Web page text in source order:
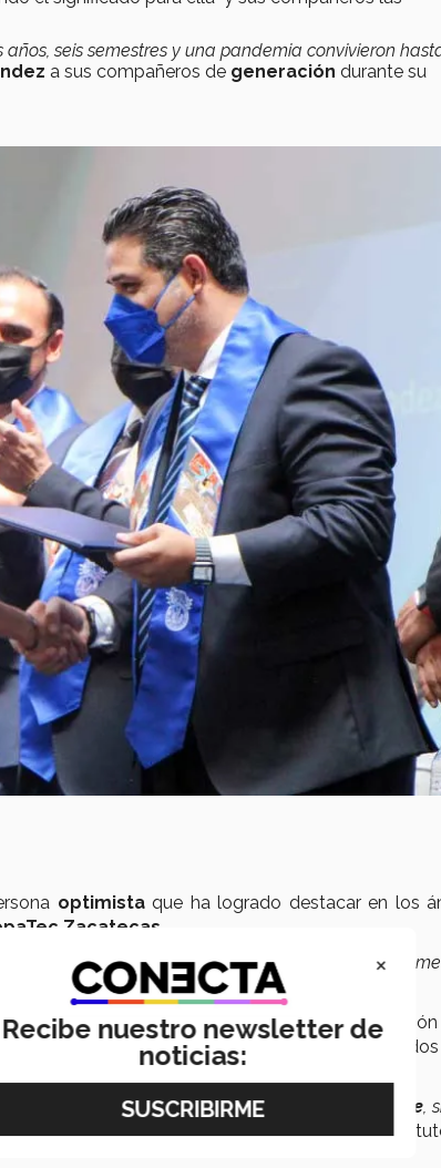
años, seis semestres y una pandemia convivieron
a sus compañeros de generación durante su
optimistaque ha logrado destacar en los
Zacatecas
a descubrir mi verdadera pasión. El baile no sólo
a aprender de mis errores" , describe
ganadora de laMedalla LiFEpor su
Modelos de las Naciones Unidas (MUN) y
en
, con un alto nivel de compañerismo, muy inteligente,
Zahira Amalia de la Fuente Valadez
,
×
Recibe nuestro newsletter de
noticias: